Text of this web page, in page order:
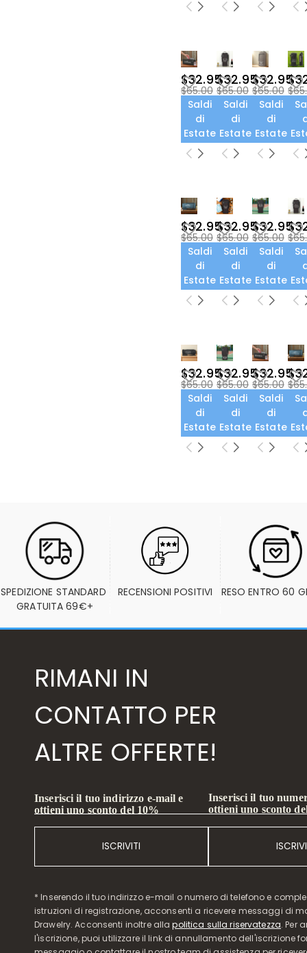
$32.95
$65.00
Saldi
di
Estate
$32.95
$65.00
Saldi
di
Estate
$32.95
$65.00
Saldi
di
Estate
$32.95
$65.00
Saldi
di
Estate
$32.95
$65.00
Saldi
di
Estate
$32.95
$65.00
Saldi
di
Estate
$32.95
$65.00
Saldi
di
Estate
$32.95
$65.00
Saldi
di
Estate
$32.95
$65.00
Saldi
di
Estate
SPEDIZIONE STANDARD
GRATUITA 69€+
RECENSIONI POSITIVI RESO ENTRO 60
RIMANI IN
CONTATTO PER
ALTRE OFFERTE!
Inserisci il tuo indirizzo e-mail e
ottieni uno sconto del 10%
ISCRIVITI
Inserisci il tuo
ottieni uno sconto
* Inserendo il tuo indirizzo e-mail o numero di telefono e
istruzioni di registrazione, acconsenti a ricevere messaggi di
Drawelry. Acconsenti inoltre allapolitica sulla riservatezza. Per
l'iscrizione, puoi utilizzare il link di annullamento dell'iscrizione